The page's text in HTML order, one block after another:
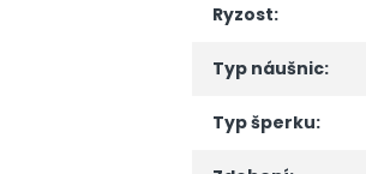
Ryzost:
Typ náušnic:
Typ šperku: